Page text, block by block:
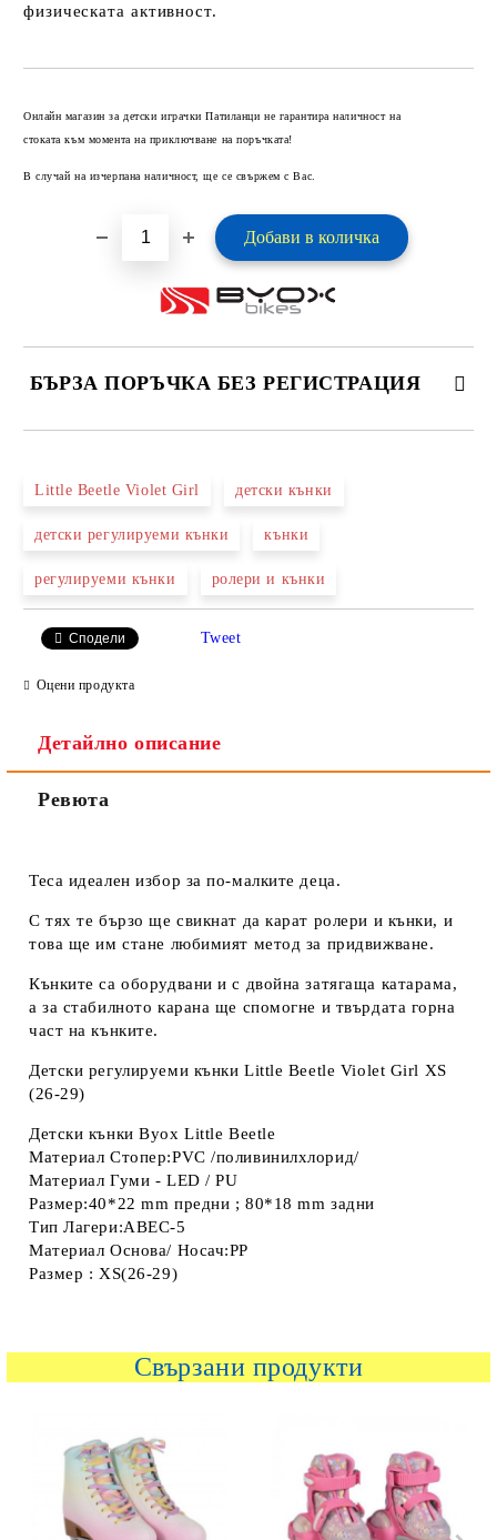
физическата активност.
Онлайн магазин за детски играчки Патиланци не гарантира наличност на
стоката към момента на приключване на поръчката!
В случай на изчерпана наличност, ще се свържем с Вас.
БЪРЗА ПОРЪЧКА БЕЗ РЕГИСТРАЦИЯ
Little Beetle Violet Girl детски кънки
детски регулируеми кънки кънки
регулируеми кънки ролери и кънки
Сподели Tweet
Оцени продукта
Детайлно описание
Ревюта
Теса идеален избор за по-малките деца.
С тях те бързо ще свикнат да карат ролери и кънки, и
това ще им стане любимият метод за придвижване.
Кънките са оборудвани и с двойна затягаща катарама,
а за стабилното карана ще спомогне и твърдата горна
част на кънките.
Детски регулируеми кънки Little Beetle Violet Girl XS
(26-29)
Детски кънки Byox Little Beetle
Материал Стопер:PVC /поливинилхлорид/
Материал Гуми - LED / PU
Размер:40*22 mm предни ; 80*18 mm задни
Тип Лагери:ABEC-5
Материал Основа/ Носач:PP
Размер : XS(26-29)
Свързани продукти